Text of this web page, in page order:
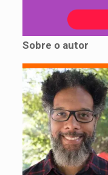
Sobre o autor